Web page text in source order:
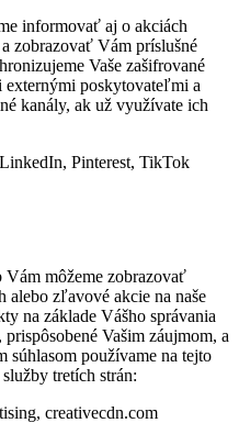
informovať aj o akciách
zobrazovať Vám príslušné
Vaše zašifrované
externými poskytovateľmi a
kanály, ak už využívate ich
Pinterest, TikTok
môžeme zobrazovať
alebo zľavové akcie na naše
na základe Vášho správania
Vašim záujmom, a
súhlasom používame na tejto
tretích strán:
creativecdn.com